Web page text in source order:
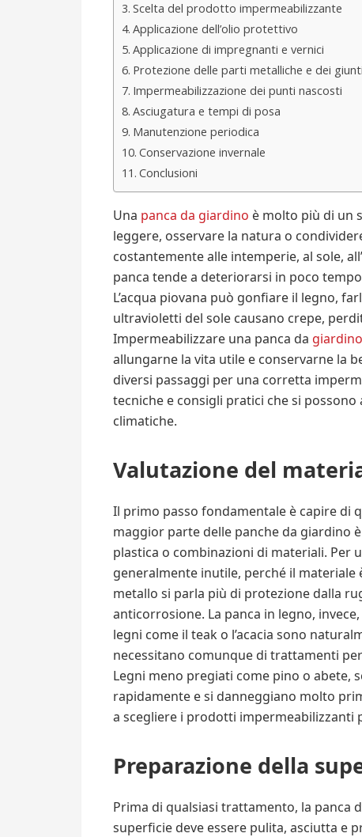
Scelta del prodotto impermeabilizzante
Applicazione dell’olio protettivo
Applicazione di impregnanti e vernici
Protezione delle parti metalliche e dei giunti
Impermeabilizzazione dei punti nascosti
Asciugatura e tempi di posa
Manutenzione periodica
Conservazione invernale
Conclusioni
Una panca da giardino è molto più di un
leggere, osservare la natura o
costantemente alle intemperie, al sole,
panca tende a deteriorarsi in poco
L’acqua piovana può gonfiare il legno,
ultravioletti del sole causano crepe,
Impermeabilizzare una panca da giardino
allungarne la vita utile e conservarne la
diversi passaggi per una corretta
tecniche e consigli pratici che si
climatiche.
Valutazione del
Il primo passo fondamentale è capire di
maggior parte delle panche da giardino
plastica o combinazioni di materiali. Per
generalmente inutile, perché il materiale
metallo si parla più di protezione dalla
anticorrosione. La panca in legno,
legni come il teak o l’acacia sono
necessitano comunque di trattamenti
Legni meno pregiati come pino o abete,
rapidamente e si danneggiano molto
a scegliere i prodotti impermeabilizzanti
Preparazione della
Prima di qualsiasi trattamento, la panca
superficie deve essere pulita, asciutta e